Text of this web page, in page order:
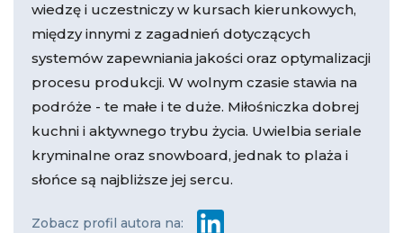
wiedzę i uczestniczy w kursach kierunkowych,
między innymi z zagadnień dotyczących
systemów zapewniania jakości oraz optymalizacji
procesu produkcji. W wolnym czasie stawia na
podróże - te małe i te duże. Miłośniczka dobrej
kuchni i aktywnego trybu życia. Uwielbia seriale
kryminalne oraz snowboard, jednak to plaża i
słońce są najbliższe jej sercu.
Zobacz profil autora na: